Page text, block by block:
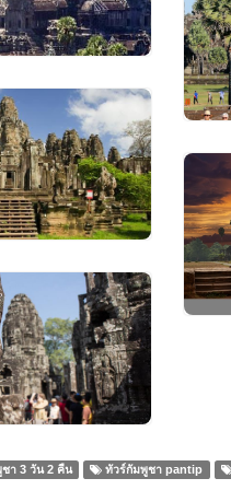
า 3 วัน 2 คืน ทัวร์กัมพูชา pantip